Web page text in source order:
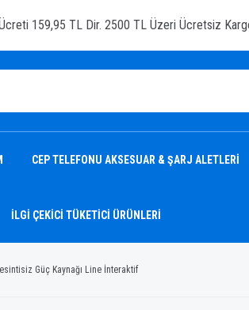
159,95 TL Dir. 2500 TL Üzeri Ücretsiz
CEP TELEFONU AKSESUAR & ŞARJ ALETLERİ
İLGİ ÇEKİCİ TÜKETİCİ ÜRÜNLERİ
Güç Kaynağı Line İnteraktif